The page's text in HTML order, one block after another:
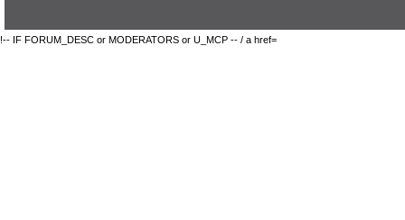
!-- IF FORUM_DESC or MODERATORS or U_MCP -- / a href=